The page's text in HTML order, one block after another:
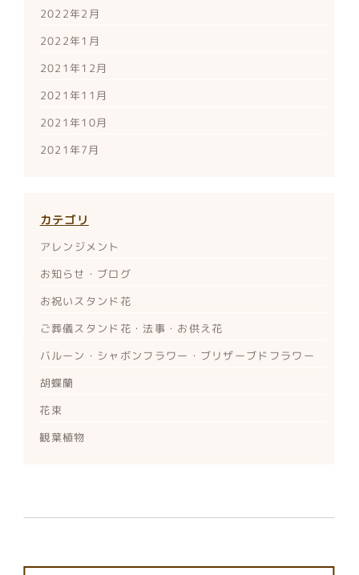
2022年2月
2022年1月
2021年12月
2021年11月
2021年10月
2021年7月
カテゴリ
アレンジメント
お知らせ・ブログ
お祝いスタンド花
ご葬儀スタンド花・法事・お供え花
バルーン・シャボンフラワー・ブリザーブドフラワー
胡蝶蘭
花束
観葉植物